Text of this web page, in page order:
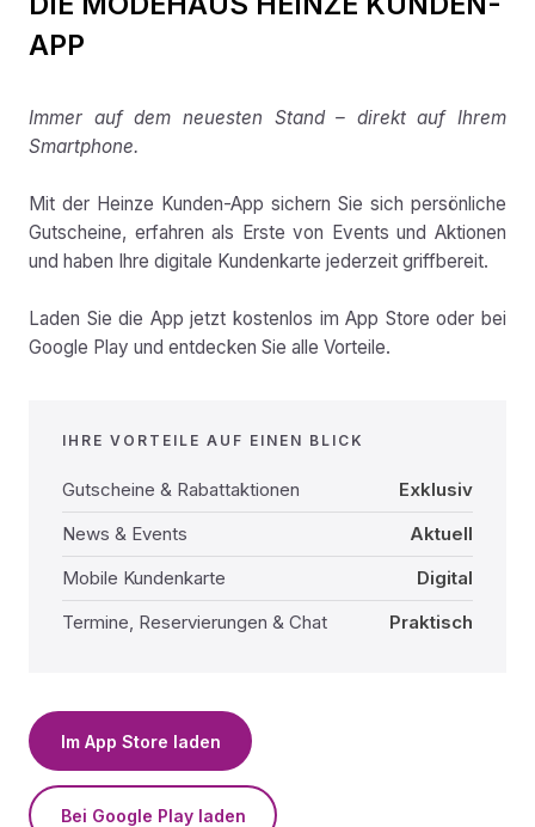
APP
Immer auf dem neuesten Stand – direkt auf Ihrem
Smartphone.
Mit der Heinze Kunden-App sichern Sie sich persönliche
Gutscheine, erfahren als Erste von Events und Aktionen
und haben Ihre digitale Kundenkarte jederzeit griffbereit.
Laden Sie die App jetzt kostenlos im App Store oder bei
Google Play und entdecken Sie alle Vorteile.
IHRE VORTEILE AUF EINEN BLICK
Gutscheine & Rabattaktionen
Exklusiv
News & Events
Aktuell
Mobile Kundenkarte
Digital
Termine, Reservierungen & Chat
Praktisch
Im App Store laden
Bei Google Play laden